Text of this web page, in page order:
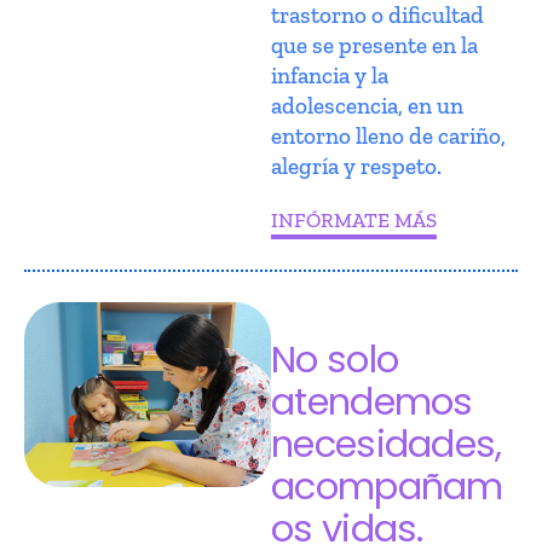
trastorno o dificultad
que se presente en la
infancia y la
adolescencia, en un
entorno lleno de cariño,
alegría y respeto.
INFÓRMATE MÁS
No solo
atendemos
necesidades,
acompañam
os vidas.